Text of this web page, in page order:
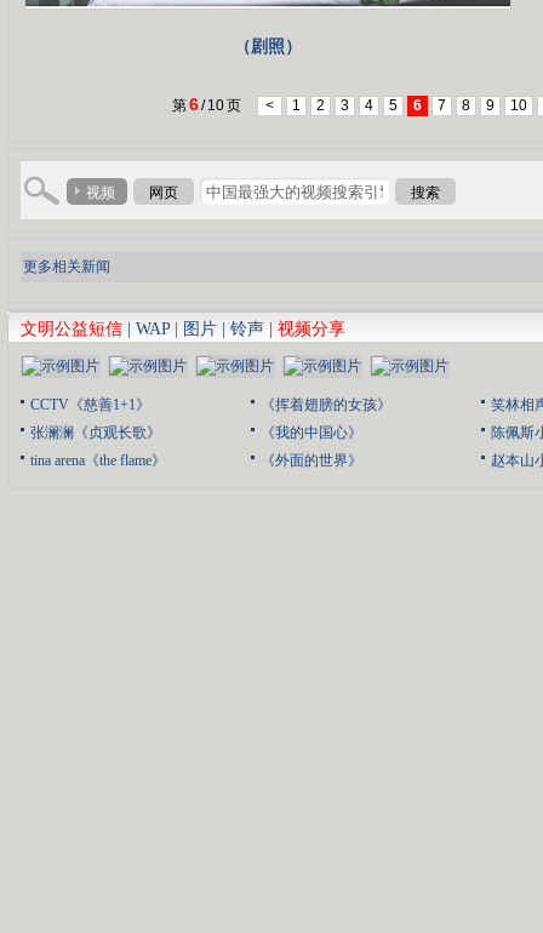
（剧照）
第6/ 10页 < 1 2 3 4 5 6 7 8 9 10
视频 网页 搜索
更多相关新闻
文明公益短信 WAP| 图片 铃声 视频分享
CCTV《慈善1+1》
张澜澜《贞观长歌》
tina arena《the flame》
《挥着翅膀的女孩》
《我的中国心》
《外面的世界》
笑林相
陈佩斯
赵本山